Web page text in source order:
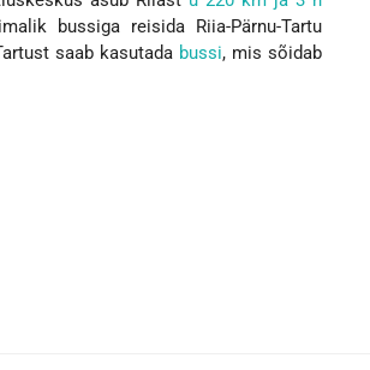
bussiga reisida Riia-Pärnu-Tartu
saab kasutada bussi, mis sõidab